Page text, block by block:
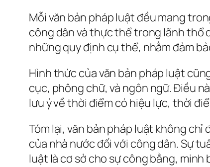
Mỗi văn bản pháp luật đều mang
công dân và thực thể trong lãnh thổ
những quy định cụ thể, nhằm đảm
Hình thức của văn bản pháp luật
cục, phông chữ, và ngôn ngữ. Điều
lưu ý về thời điểm có hiệu lực, thời
Tóm lại, văn bản pháp luật không
của nhà nước đối với công dân. Sự
luật là cơ sở cho sự công bằng, minh